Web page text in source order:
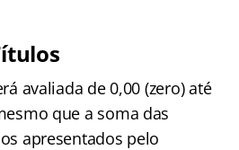
avaliada de 0,00 (zero) até
que a soma das
apresentados pelo